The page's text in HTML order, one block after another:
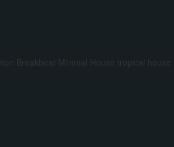
Breakbeat Minimal House tropical house